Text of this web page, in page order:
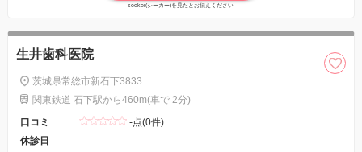
seeker(シーカー)を見たとお伝えください
生井歯科医院
茨城県常総市新石下3833
関東鉄道 石下駅から460m(車で 2分)
口コミ
-点(0件)
休診日